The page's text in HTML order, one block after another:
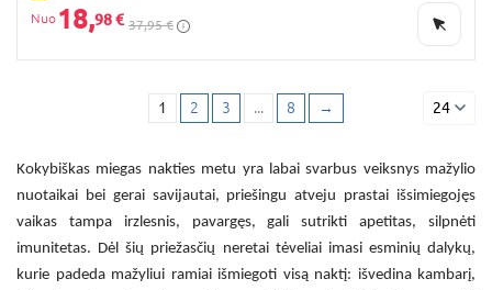
18,98 € 37,95 €
1 2 3 ... 8 → 24
Kokybiškas miegas nakties metu yra labai svarbus veiksnys mažylio
nuotaikai bei gerai savijautai, priešingu atveju prastai išsimiegojęs
vaikas tampa irzlesnis, pavargęs, gali sutrikti apetitas, silpnėti
imunitetas. Dėl šių priežasčių neretai tėveliai imasi esminių dalykų,
kurie padeda mažyliui ramiai išmiegoti visą naktį: išvedina kambarį,